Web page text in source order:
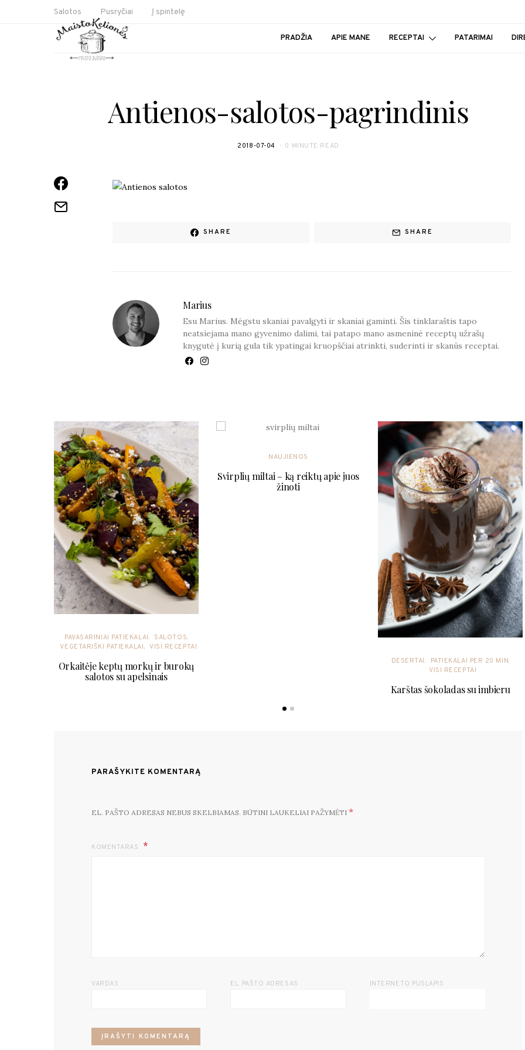
Salotos Pusryčiai Į spintelę
PRADŽIA APIE MANE RECEPTAI PATARIMAI
Antienos-salotos-pagrindinis
2018-07-04 0 MINUTE READ
SHARE SHARE
Marius
Esu Marius. Mėgstu skaniai pavalgyti ir skaniai gaminti. Šis tinklaraštis tapo
neatsiejama mano gyvenimo dalimi, tai patapo mano asmeninė receptų užrašų
knygutė į kurią gula tik ypatingai kruopščiai atrinkti, suderinti ir skanūs receptai.
PAVASARINIAI PATIEKALAI
SALOTOS
VEGETARIŠKI PATIEKALAI
VISI RECEPTAI
Orkaitėje keptų morkų ir burokų
salotos su apelsinais
NAUJIENOS
Svirplių miltai – ką reiktų apie juos
žinoti
DESERTAI
PATIEKALAI PER 20 MIN
VISI RECEPTAI
Karštas šokoladas su imbieru
PARAŠYKITE KOMENTARĄ
EL. PAŠTO ADRESAS NEBUS SKELBIAMAS. BŪTINI LAUKELIAI PAŽYMĖTI *
KOMENTARAS
VARDAS EL. PAŠTO ADRESAS INTERNETO PUSLAPIS